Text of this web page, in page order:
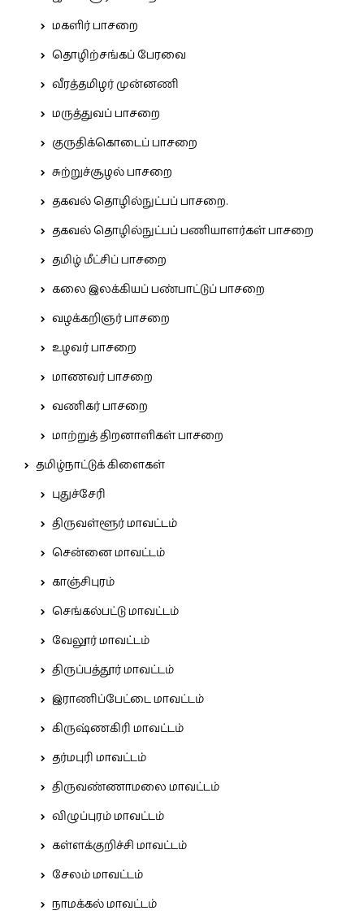
மகளிர் பாசறை
தொழிற்சங்கப் பேரவை
வீரத்தமிழர் முன்னணி
மருத்துவப் பாசறை
குருதிக்கொடைப் பாசறை
சுற்றுச்சூழல் பாசறை
தகவல் தொழில்நுட்பப் பாசறை.
தகவல் தொழில்நுட்பப் பணியாளர்கள் பாசறை
தமிழ் மீட்சிப் பாசறை
கலை இலக்கியப் பண்பாட்டுப் பாசறை
வழக்கறிஞர் பாசறை
உழவர் பாசறை
மாணவர் பாசறை
வணிகர் பாசறை
மாற்றுத் திறனாளிகள் பாசறை
தமிழ்நாட்டுக் கிளைகள்
புதுச்சேரி
திருவள்ளூர் மாவட்டம்
சென்னை மாவட்டம்
காஞ்சிபுரம்
செங்கல்பட்டு மாவட்டம்
வேலூர் மாவட்டம்
திருப்பத்தூர் மாவட்டம்
இராணிப்பேட்டை மாவட்டம்
கிருஷ்ணகிரி மாவட்டம்
தர்மபுரி மாவட்டம்
திருவண்ணாமலை மாவட்டம்
விழுப்புரம் மாவட்டம்
கள்ளக்குறிச்சி மாவட்டம்
சேலம் மாவட்டம்
நாமக்கல் மாவட்டம்